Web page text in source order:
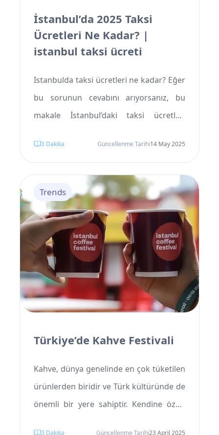
İstanbul’da 2025 Taksi
Ücretleri Ne Kadar? |
istanbul taksi ücreti
Istanbulda taksi ücretleri ne kadar? Eğer
bu sorunun cevabını arıyorsanız, bu
makale İstanbul’daki taksi ücretleri
Havalimanı taksilerinin maliyeti ve daha
3 Dakika Güncellenme Tarihi14 May 2025
Türkiye’de Kahve Festivali
Kahve, dünya genelinde en çok tüketilen
ürünlerden biridir ve Türk kültüründe de
önemli bir yere sahiptir. Kendine özgü
Trends
3 Dakika Güncellenme Tarihi23 April 2025